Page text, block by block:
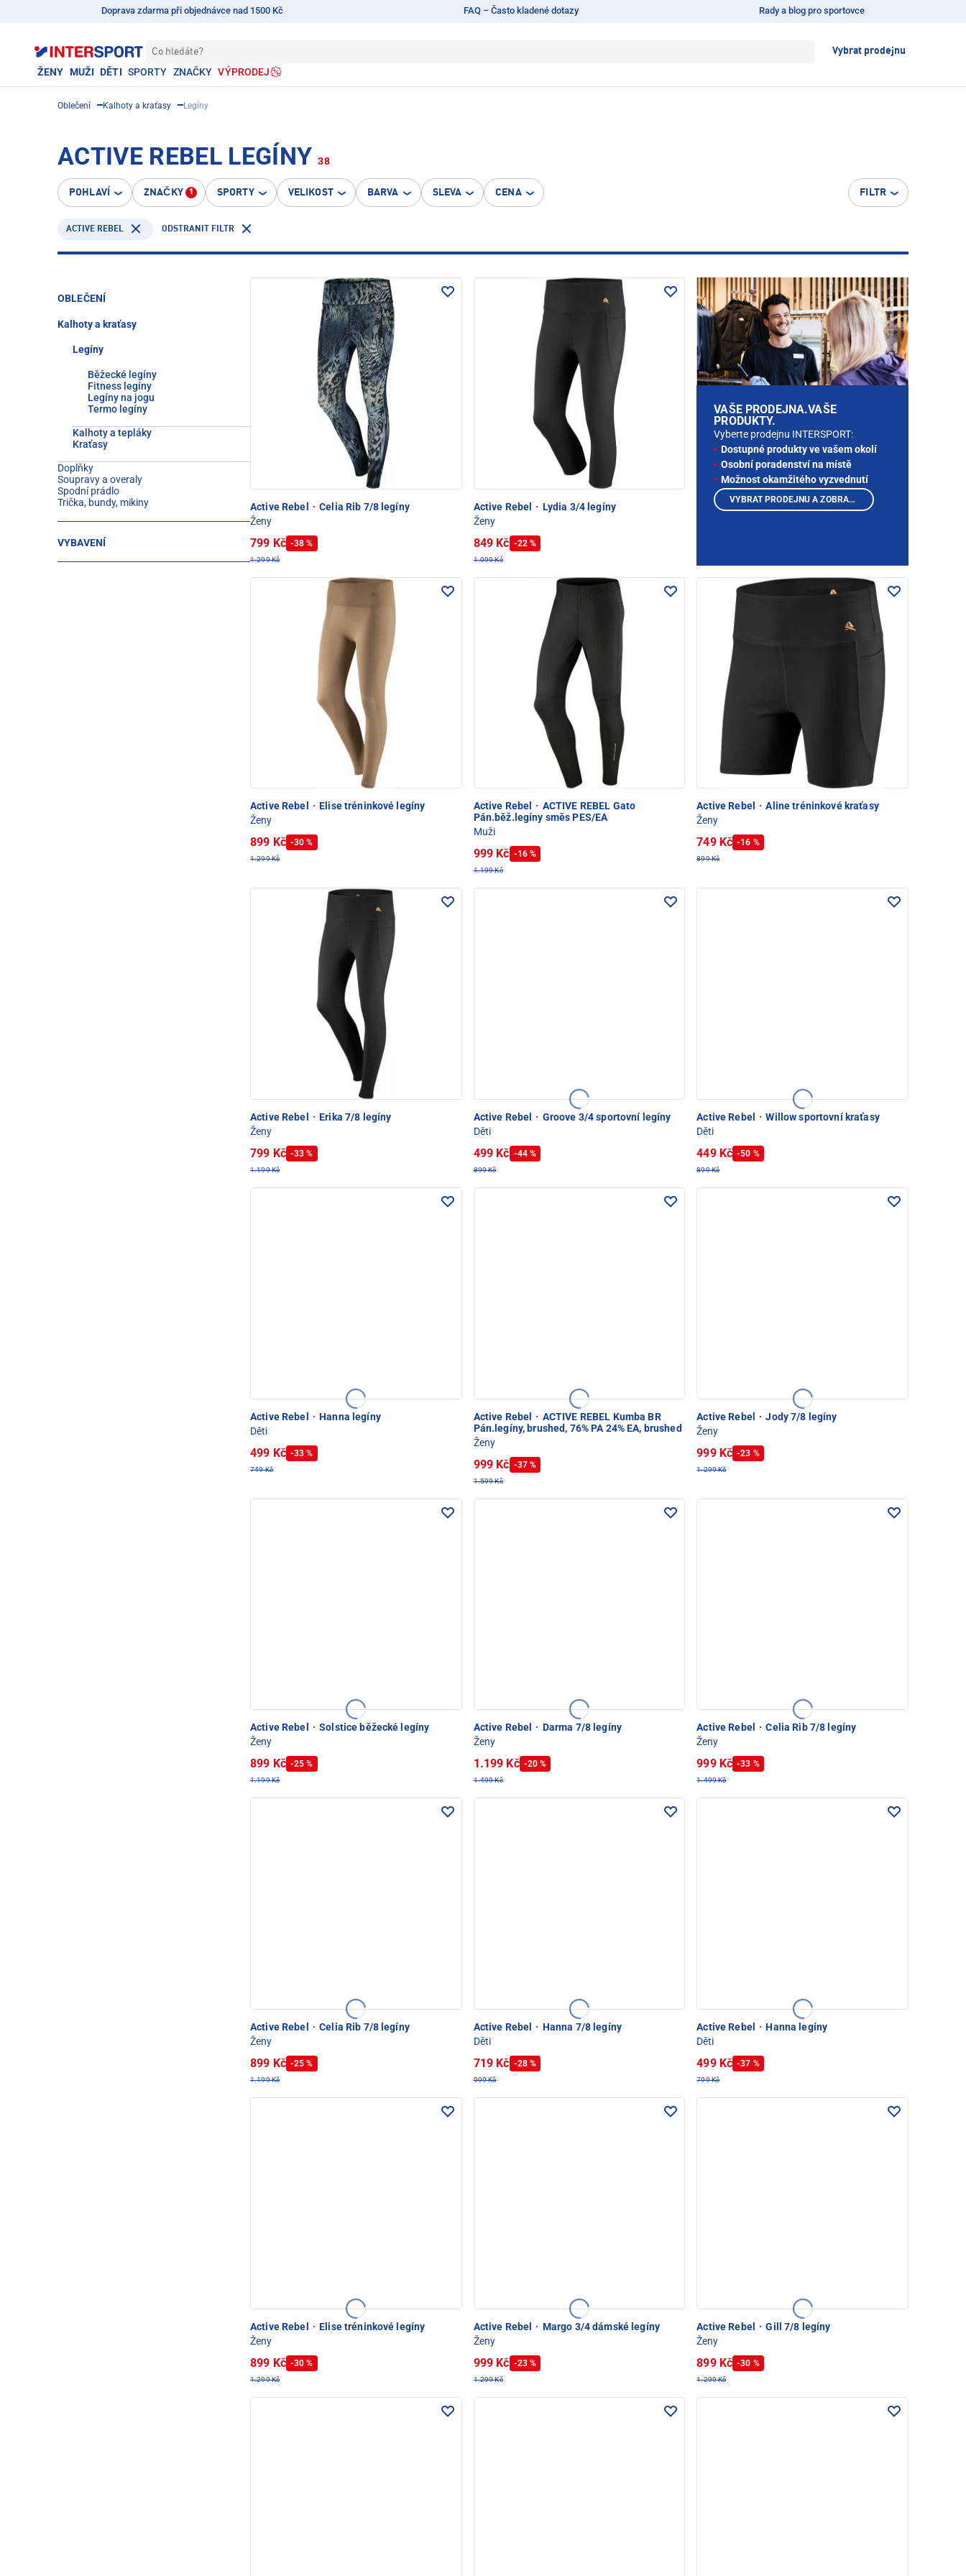
Doprava zdarma při objednávce nad 1500 Kč FAQ – Často kladené dotazy Rady a blog pro sportovce
Co hledáte? Vybrat prodejnu
ŽENY MUŽI DĚTI SPORTY ZNAČKY VÝPRODEJ
Oblečení Kalhoty a kraťasy Legíny
ACTIVE REBEL LEGÍNY 38
POHLAVÍ ZNAČKY 1 SPORTY VELIKOST BARVA SLEVA CENA FILTR
ACTIVE REBEL ODSTRANIT FILTR
OBLEČENÍ
Kalhoty a kraťasy
Legíny
Běžecké legíny
Fitness legíny
Legíny na jogu
Termo legíny
Kalhoty a tepláky
Kraťasy
Doplňky
Soupravy a overaly
Spodní prádlo
Trička, bundy, mikiny
VYBAVENÍ
Active Rebel · Celia Rib 7/8 legíny
Ženy
799 Kč -38 %
1.299 Kč
Active Rebel · Lydia 3/4 legíny
Ženy
849 Kč -22 %
1.099 Kč
Active Rebel · Elise tréninkové legíny
Ženy
899 Kč -30 %
1.299 Kč
Active Rebel · ACTIVE REBEL Gato
Pán.běž.legíny směs PES/EA
Muži
999 Kč -16 %
1.199 Kč
Active Rebel · Aline tréninkové kraťasy
Ženy
749 Kč -16 %
899 Kč
Active Rebel · Erika 7/8 legíny
Ženy
799 Kč -33 %
1.199 Kč
Active Rebel · Groove 3/4 sportovní legíny
Děti
499 Kč -44 %
899 Kč
Active Rebel · Willow sportovní kraťasy
Děti
449 Kč -50 %
899 Kč
Active Rebel · Hanna legíny
Děti
499 Kč -33 %
749 Kč
Active Rebel · ACTIVE REBEL Kumba BR
Pán.legíny, brushed, 76% PA 24% EA, brushed
Ženy
999 Kč -37 %
1.599 Kč
Active Rebel · Jody 7/8 legíny
Ženy
999 Kč -23 %
1.299 Kč
Active Rebel · Solstice běžecké legíny
Ženy
899 Kč -25 %
1.199 Kč
Active Rebel · Darma 7/8 legíny
Ženy
1.199 Kč -20 %
1.499 Kč
Active Rebel · Celia Rib 7/8 legíny
Ženy
999 Kč -33 %
1.499 Kč
Active Rebel · Celia Rib 7/8 legíny
Ženy
899 Kč -25 %
1.199 Kč
Active Rebel · Hanna 7/8 legíny
Děti
719 Kč -28 %
999 Kč
Active Rebel · Hanna legíny
Děti
499 Kč -37 %
799 Kč
Active Rebel · Elise tréninkové legíny
Ženy
899 Kč -30 %
1.299 Kč
Active Rebel · Margo 3/4 dámské legíny
Ženy
999 Kč -23 %
1.299 Kč
Active Rebel · Gill 7/8 legíny
Ženy
899 Kč -30 %
1.299 Kč
VAŠE PRODEJNA.VAŠE
PRODUKTY.
Vyberte prodejnu INTERSPORT:
Dostupné produkty ve vašem okolí
Osobní poradenství na místě
Možnost okamžitého vyzvednutí
VYBRAT PRODEJNU A ZOBRAZIT PRODUKTY